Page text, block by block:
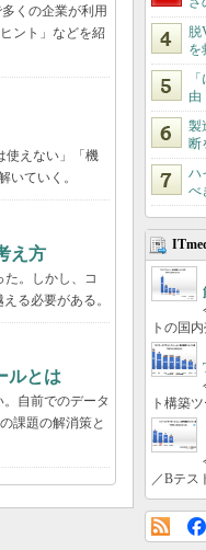
くの企業が利用
ント」などを紹
使えない」「機
いていく。
え方
。しかし、コ
る必要がある。
ルとは
自前でのデータ
課題の解消策と
脱
を
由
製
断
ハ
べ
トの国
ト構築
／Bテス